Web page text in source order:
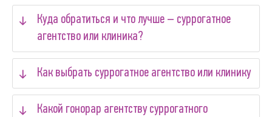
Куда обратиться и что лучше – суррогатное
агентство или клиника?
Как выбрать суррогатное агентство или клинику
Какой гонорар агентству суррогатного